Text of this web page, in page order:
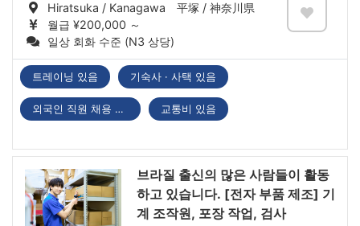
Hiratsuka / Kanagawa 平塚 / 神奈川県
월급 ¥200,000 ～
일상 회화 수준 (N3 상당)
트레이닝 있음 기숙사 · 사택 있음
외국인 직원 채용 실적 있음 교통비 있음
브라질 출신의 많은 사람들이 활동
하고 있습니다. [전자 부품 제조] 기
계 조작원, 포장 작업, 검사